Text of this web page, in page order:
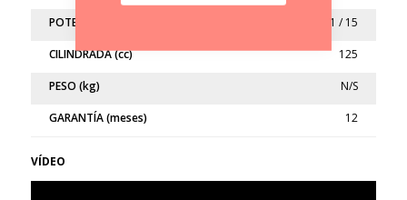
POTENCIA (kw/cv) 11 / 15
CILINDRADA (cc) 125
PESO (kg) N/S
GARANTÍA (meses) 12
VÍDEO